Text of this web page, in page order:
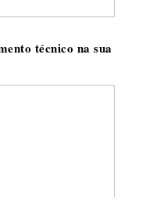
técnico na sua